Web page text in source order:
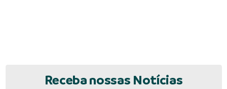
Receba nossas Notícias